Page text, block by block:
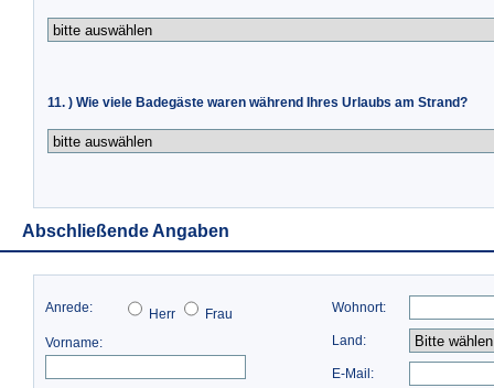
11. ) Wie viele Badegäste waren während Ihres Urlaubs am Strand?
Abschließende Angaben
Anrede: Herr
Frau
Vorname:
Wohnort:
Land:
E-Mail: